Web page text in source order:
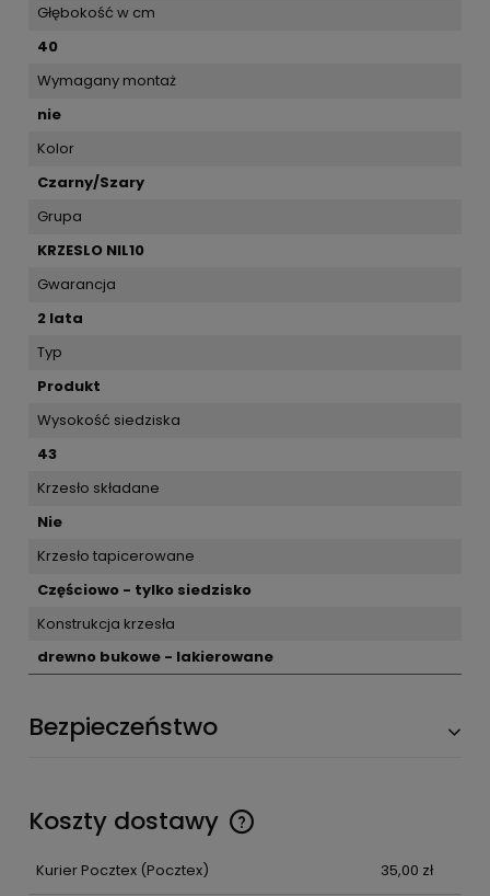
Głębokość w cm
40
Wymagany montaż
nie
Kolor
Czarny/Szary
Grupa
KRZESLO NIL10
Gwarancja
2 lata
Typ
Produkt
Wysokość siedziska
43
Krzesło składane
Nie
Krzesło tapicerowane
Częściowo - tylko siedzisko
Konstrukcja krzesła
drewno bukowe - lakierowane
Bezpieczeństwo
Koszty dostawy
Kurier Pocztex(Pocztex) 35,00 zł